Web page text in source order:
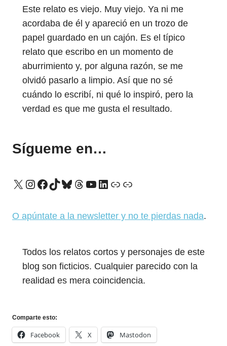
Este relato es viejo. Muy viejo. Ya ni me
acordaba de él y apareció en un trozo de
papel guardado en un cajón. Es el típico
relato que escribo en un momento de
aburrimiento y, por alguna razón, se me
olvidó pasarlo a limpio. Así que no sé
cuándo lo escribí, ni qué lo inspiró, pero la
verdad es que me gusta el resultado.
Sígueme en…
X Instagram
Facebook
TikTok
Bluesky
Threads
YouTube
LinkedIn
Enlace
Enlace
O apúntate a la newsletter y no te pierdas nada.
Todos los relatos cortos y personajes de este
blog son ficticios. Cualquier parecido con la
realidad es mera coincidencia.
Comparte esto:
Facebook X Mastodon